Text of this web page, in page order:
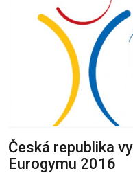
Česká republika
Eurogymu 2016